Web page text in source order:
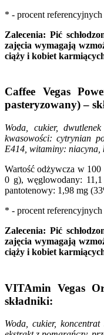
* - procent
Zalecenia: Pić
zajęcia wymagają
ciąży i kobiet
Caffee Vegas
pasteryzowany) –
Woda, cukier,
kwasowości: cytrynian
E414, witaminy: niacyna,
Wartość odżywcza w 100
0 g), węglowodany:
pantotenowy: 1,98 mg
* - procent
Zalecenia: Pić
zajęcia wymagają
ciąży i kobiet
VITAmin Vegas
składniki:
Woda, cukier,